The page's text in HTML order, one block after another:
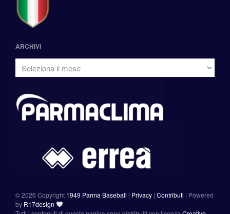
ARCHIVI
©2026 Copyright 1949 Parma Baseball | Privacy | Contributi | Powered
by R17design